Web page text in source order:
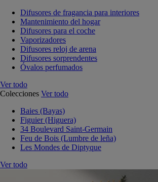
Difusores de fragancia para interiores
Mantenimiento del hogar
Difusores para el coche
Vaporizadores
Difusores reloj de arena
Difusores sorprendentes
Óvalos perfumados
Ver todo
Colecciones Ver todo
Baies (Bayas)
Figuier (Higuera)
34 Boulevard Saint-Germain
Feu de Bois (Lumbre de leña)
Les Mondes de Diptyque
Ver todo